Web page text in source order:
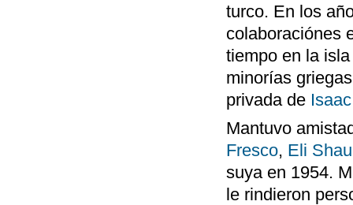
turco. En los
colaboraciónes
tiempo en la
minorías
privada de
Mantuvo
Fresco, Eli
suya en 1954.
le rindieron